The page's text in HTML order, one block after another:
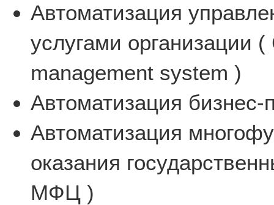
Автоматизация
услугами организации
management system )
Автоматизация
Автоматизация
оказания
МФЦ )